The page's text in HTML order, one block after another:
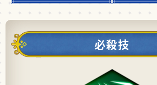
必殺技